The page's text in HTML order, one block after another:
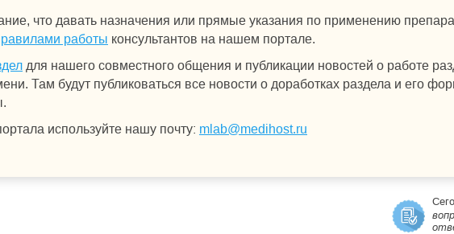
что давать назначения или прямые указания по применению
работы консультантов на нашем портале.
для нашего совместного общения и публикации новостей о работе
Там будут публиковаться все новости о доработках раздела и его
используйте нашу почту: mlab@medihost.ru